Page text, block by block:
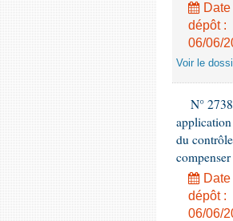
dépôt :
06/06/
Voir le
N°
du
dépôt :
06/06/